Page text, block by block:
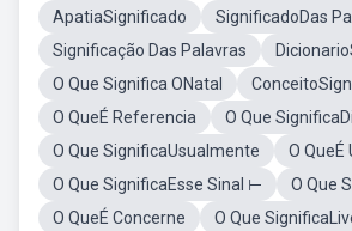
ApatiaSignificado
SignificadoDas
Significação Das Palavras
O Que Significa ONatal
O QueÉ Referencia
O Que
O Que SignificaUsualmente
O QueÉ
O Que SignificaEsse Sinal ⊢
O Que
O QueÉ Concerne
O Que